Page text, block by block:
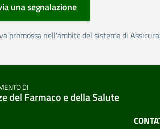
una segnalazione
promossa nell'ambito del sistema di
DI
del Farmaco e della Salute